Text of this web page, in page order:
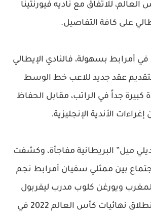
للاتفاق مع ناديه فيورنتينا
على كافة التفاصيل.
في أمرابط بسهولة، فالنادي الإيطالي
عقد جديد للاعب خط الوسط
كبيرة جداً في الراتب، مقابل الحفاظ
الأندية الإنجليزية.
ميل” البريطانية مفاجأة، وكشفت
بين ممثلي سفيان أمرابط نجم
ويورغن كلوب مدرب ليفربول
الإنجليزي، قبل انطلاق نهائيات كأس العالم 2022 في